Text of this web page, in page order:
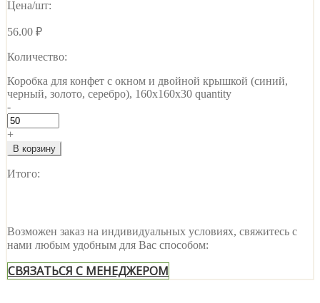
Цена/шт:
56.00 ₽
Количество:
Коробка для конфет с окном и двойной крышкой (синий,
черный, золото, серебро), 160х160х30 quantity
-
+
В корзину
Итого:
Возможен заказ на индивидуальных условиях, свяжитесь с
нами любым удобным для Вас способом:
СВЯЗАТЬСЯ С МЕНЕДЖЕРОМ